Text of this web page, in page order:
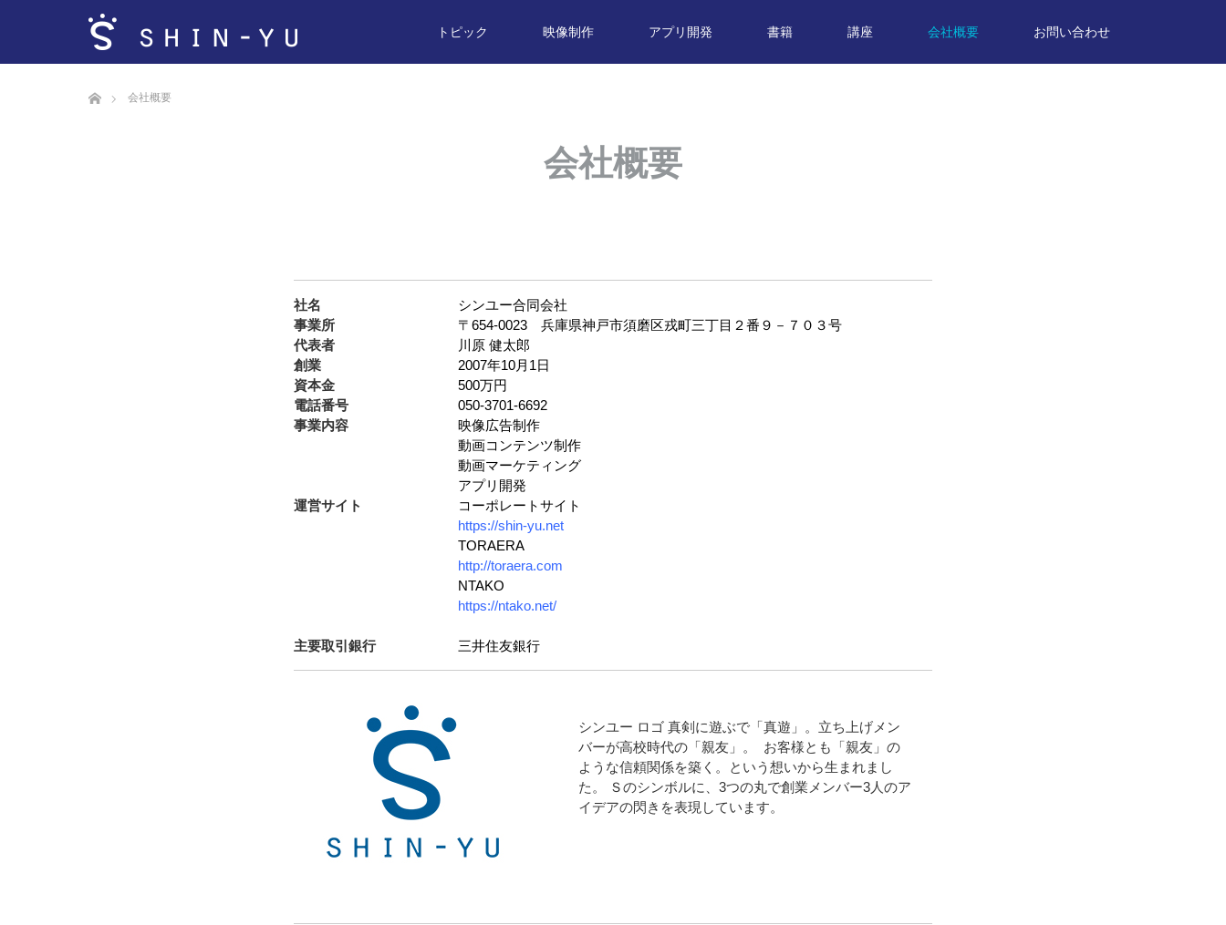
トピック 映像制作 アプリ開発 書籍 講座 会社概要 お問い合わせ
会社概要
会社概要
社名 シンユー合同会社
事業所 〒654-0023 兵庫県神戸市須磨区戎町三丁目２番９－７０３号
代表者
川原 健太郎
創業 2007年10月1日
資本金 500万円
電話番号 050-3701-6692
事業内容 映像広告制作
動画コンテンツ制作
動画マーケティング
アプリ開発
運営サイト
コーポレートサイト
https://shin-yu.net
TORAERA
http://toraera.com
NTAKO
https://ntako.net/
主要取引銀行 三井住友銀行
シンユー ロゴ 真剣に遊ぶで「真遊」。立ち上げメン
バーが高校時代の「親友」。 お客様とも「親友」の
ような信頼関係を築く。という想いから生まれまし
た。 Ｓのシンボルに、3つの丸で創業メンバー3人のア
イデアの閃きを表現しています。